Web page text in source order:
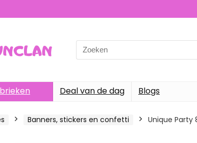
Search
for:
Deal van de dag Blogs
Banners, stickers en confetti Unique Party